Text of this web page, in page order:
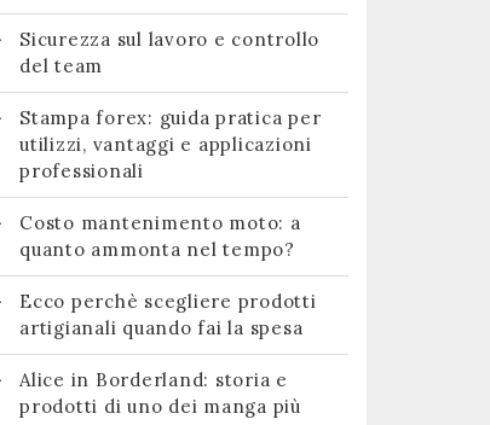
Sicurezza sul lavoro e controllo
del team
Stampa forex: guida pratica per
utilizzi, vantaggi e applicazioni
professionali
Costo mantenimento moto: a
quanto ammonta nel tempo?
Ecco perchè scegliere prodotti
artigianali quando fai la spesa
Alice in Borderland: storia e
prodotti di uno dei manga più